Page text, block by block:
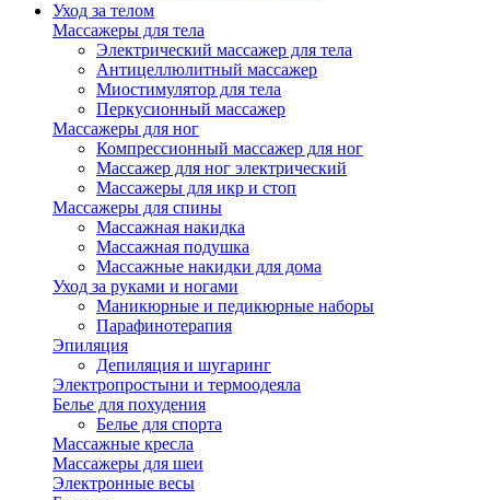
Уход за телом
Массажеры для тела
Электрический массажер для тела
Антицеллюлитный массажер
Миостимулятор для тела
Перкусионный массажер
Массажеры для ног
Компрессионный массажер для ног
Массажер для ног электрический
Массажеры для икр и стоп
Массажеры для спины
Массажная накидка
Массажная подушка
Массажные накидки для дома
Уход за руками и ногами
Маникюрные и педикюрные наборы
Парафинотерапия
Эпиляция
Депиляция и шугаринг
Электропростыни и термоодеяла
Белье для похудения
Белье для спорта
Массажные кресла
Массажеры для шеи
Электронные весы